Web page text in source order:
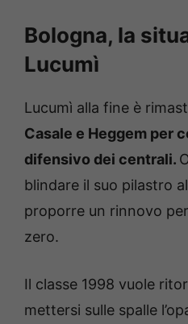
Bologna, la
Lucumì
Lucumì alla fine è
Casale e Heggem per
difensivo dei centrali.
blindare il suo pilastro
proporre un rinnovo
zero.
Il classe 1998 vuole
mettersi sulle spalle